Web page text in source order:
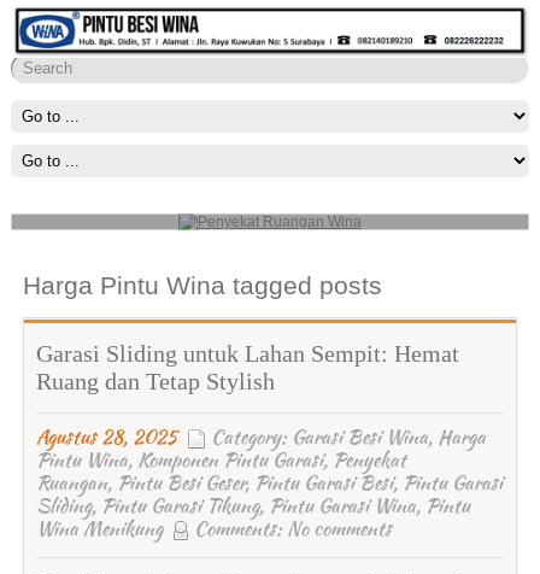
Penyekat Ruangan Wina
ruang keluarga, aula, lobi dengan sebuah penyekat ruangan
Harga Pintu Wina tagged posts
Garasi Sliding untuk Lahan Sempit: Hemat
Ruang dan Tetap Stylish
Agustus 28, 2025 Category: Garasi Besi Wina, Harga
Pintu Wina, Komponen Pintu Garasi, Penyekat
Ruangan, Pintu Besi Geser, Pintu Garasi Besi, Pintu Garasi
Sliding, Pintu Garasi Tikung, Pintu Garasi Wina, Pintu
Wina Menikung
Comments: No comments